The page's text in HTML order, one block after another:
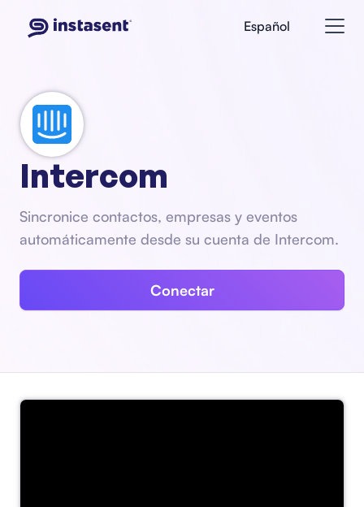
Español
Intercom
Sincronice contactos, empresas y eventos
automáticamente desde su cuenta de Intercom.
Conectar